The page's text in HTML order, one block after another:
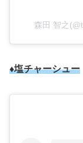
森田 智之
♦塩チャーシュー